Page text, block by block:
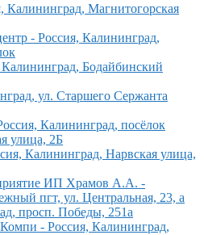
Калининград, Магнитогорская
- Россия, Калининград,
Бодайбинский
ул. Старшего Сержанта
Калининград, посёлок
улица, 2Б
Калининград, Нарвская улица,
ИП Храмов А.А. -
пгт, ул. Центральная, 23, а
просп. Победы, 251а
- Россия, Калининград,